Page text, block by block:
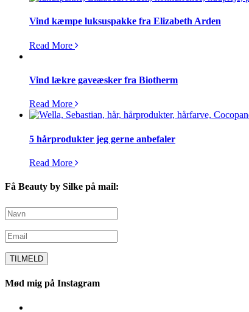
Vind kæmpe luksuspakke fra Elizabeth Arden
Read More
Vind lækre gaveæsker fra Biotherm
Read More
5 hårprodukter jeg gerne anbefaler
Read More
Få Beauty by Silke på mail:
Mød mig på Instagram